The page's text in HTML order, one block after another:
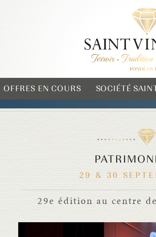
29 & 30
29e édition au centre
SOCIÉTÉ
OFFRES EN COURS